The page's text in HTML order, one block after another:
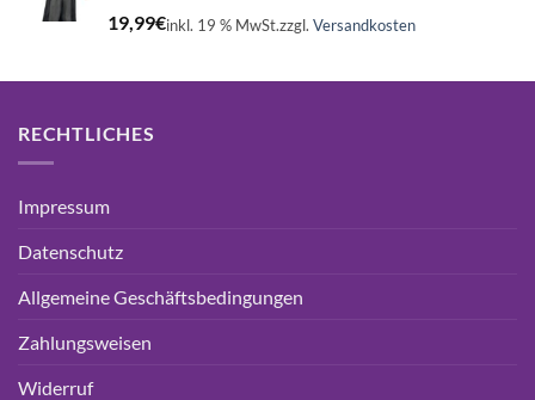
19,99€inkl. 19 % MwSt.zzgl. Versandkosten
RECHTLICHES
Impressum
Datenschutz
Allgemeine Geschäftsbedingungen
Zahlungsweisen
Widerruf